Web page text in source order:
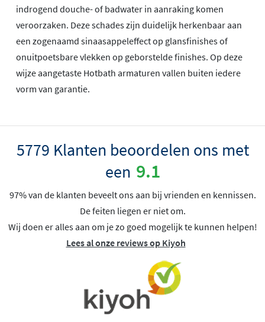
indrogend douche- of badwater in aanraking komen
veroorzaken. Deze schades zijn duidelijk herkenbaar aan
een zogenaamd sinaasappeleffect op glansfinishes of
onuitpoetsbare vlekken op geborstelde finishes. Op deze
wijze aangetaste Hotbath armaturen vallen buiten iedere
vorm van garantie.
5779 Klanten beoordelen ons met
een 9.1
97% van de klanten beveelt ons aan bij vrienden en kennissen.
De feiten liegen er niet om.
Wij doen er alles aan om je zo goed mogelijk te kunnen helpen!
Lees al onze reviews op Kiyoh